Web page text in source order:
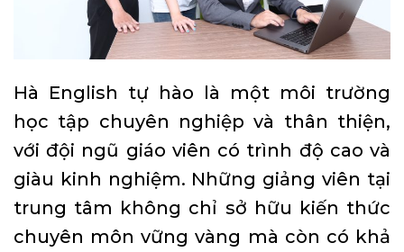
Hà English tự hào là một môi trường
học tập chuyên nghiệp và thân thiện,
với đội ngũ giáo viên có trình độ cao và
giàu kinh nghiệm. Những giảng viên tại
trung tâm không chỉ sở hữu kiến thức
chuyên môn vững vàng mà còn có khả